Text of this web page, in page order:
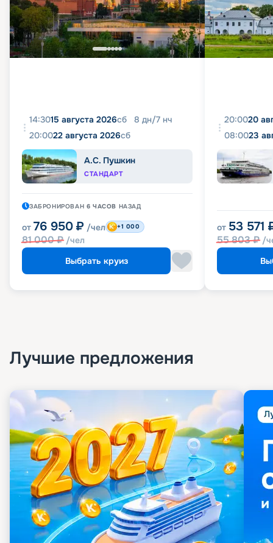
14:3015 августа 2026сб 8 дн/7 нч
20:0022 августа 2026сб
А.С. Пушкин
СТАНДАРТ
ЗАБРОНИРОВАН 6 ЧАСОВ НАЗАД
от 76 950 ₽ /чел
81 000₽ /чел
+1 000
Выбрать круиз
20:0020
08:0023
от 53 571
55 803₽ /
Лучшие предложения